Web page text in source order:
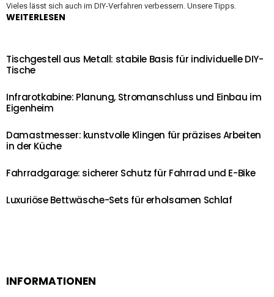
Vieles lässt sich auch im DIY-Verfahren verbessern. Unsere Tipps.
WEITERLESEN
Tischgestell aus Metall: stabile Basis für individuelle DIY-
Tische
Infrarotkabine: Planung, Stromanschluss und Einbau im
Eigenheim
Damastmesser: kunstvolle Klingen für präzises Arbeiten
in der Küche
Fahrradgarage: sicherer Schutz für Fahrrad und E-Bike
Luxuriöse Bettwäsche-Sets für erholsamen Schlaf
INFORMATIONEN